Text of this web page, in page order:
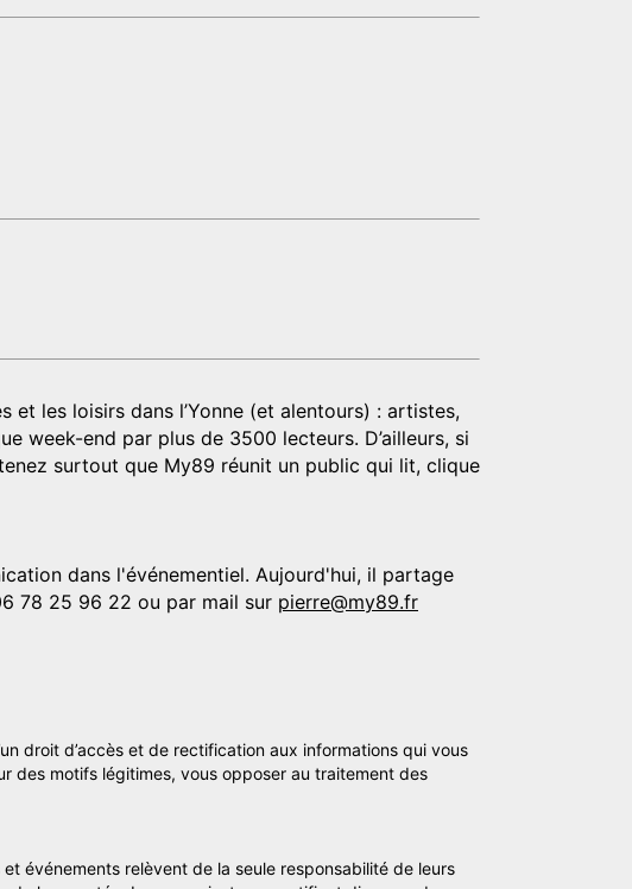
et les loisirs dans l’Yonne (et alentours) : artistes,
week-end par plus de 3500 lecteurs. D’ailleurs, si
surtout que My89 réunit un public qui lit, clique
dans l'événementiel. Aujourd'hui, il partage
78 25 96 22 ou par mail sur pierre@my89.fr
droit d’accès et de rectification aux informations qui vous
des motifs légitimes, vous opposer au traitement des
événements relèvent de la seule responsabilité de leurs